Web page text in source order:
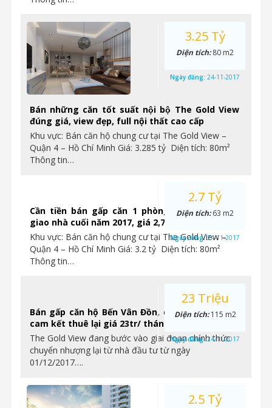
Bán những căn tốt suất nội bộ The Gold View
đúng giá, view đẹp, full nội thất cao cấp
Khu vực: Bán căn hộ chung cư tại The Gold View –
Quận 4 – Hồ Chí Minh Giá: 3.285 tỷ Diện tích: 80m²
Thông tin…
3.25 Tỷ
Diện tích:80 m2
Ngày đăng: 24-11-2017
Cần tiền bán gấp căn 1 phòng ngủ Gold View
giao nhà cuối năm 2017, giá 2,7 tỷ. Ngay Quận 4
Khu vực: Bán căn hộ chung cư tại The Gold View –
Quận 4 – Hồ Chí Minh Giá: 3.2 tỷ Diện tích: 80m²
Thông tin…
2.7 Tỷ
Diện tích:63 m2
Ngày đăng:24-11-2017
Bán gấp căn hộ Bến Vân Đồn, chỉ từ 2.4tỷ/ căn,
cam kết thuê lại giá 23tr/ tháng.
The Gold View đang bước vào giai đoạn chính thức
chuyển nhượng lại từ nhà đầu tư từ ngày
01/12/2017….
23 Triệu
Diện tích:115 m2
Ngày đăng:24-11-2017
2.5 Tỷ